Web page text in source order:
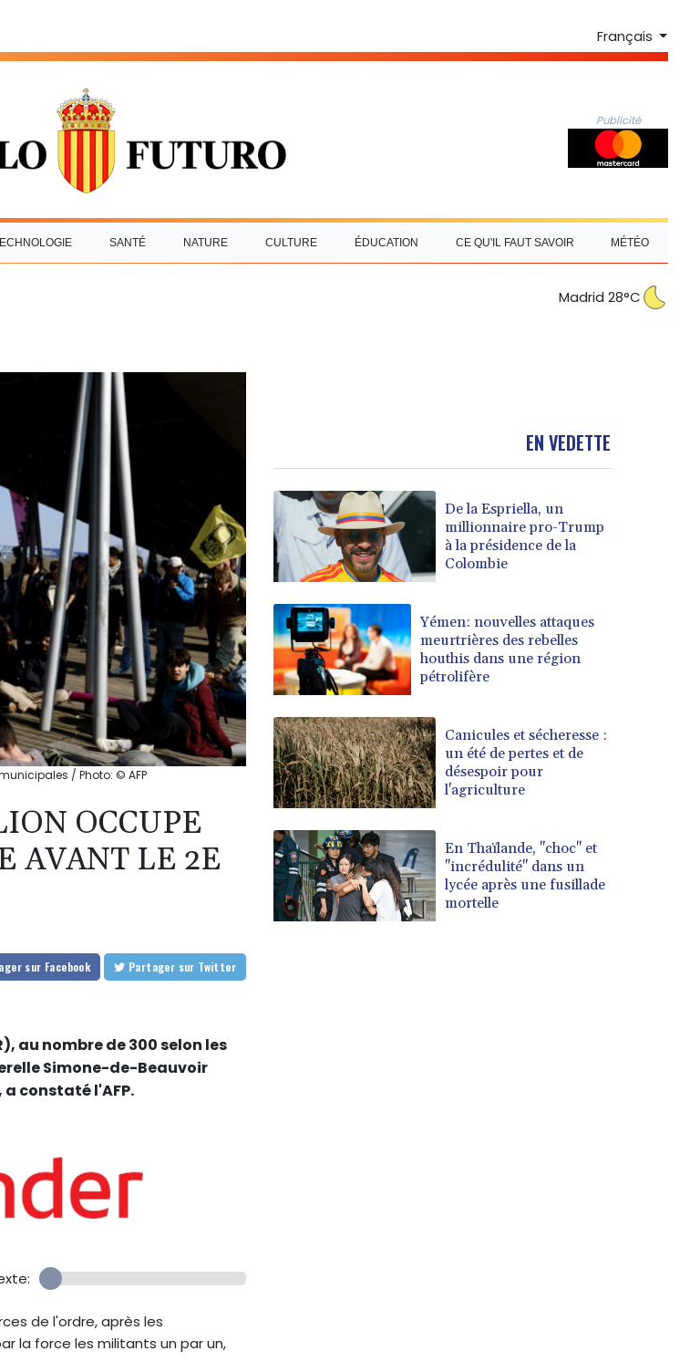
Français
Publicité
SANTÉ NATURE CULTURE ÉDUCATION CE QU'IL FAUT SAVOIR MÉTÉO
Madrid 28°C
/ Photo: © AFP
OCCUPE
AVANT LE 2E
sur Facebook Partager sur Twitter
au nombre de 300 selon les
Simone-de-Beauvoir
constaté l'AFP.
de l'ordre, après les
la force les militants un par un,
EN VEDETTE
De la Espriella, un
millionnaire pro-Trump
à la présidence de la
Colombie
Yémen: nouvelles attaques
meurtrières des rebelles
houthis dans une région
pétrolifère
Canicules et sécheresse :
un été de pertes et de
désespoir pour
l'agriculture
En Thaïlande, "choc" et
"incrédulité" dans un
lycée après une fusillade
mortelle